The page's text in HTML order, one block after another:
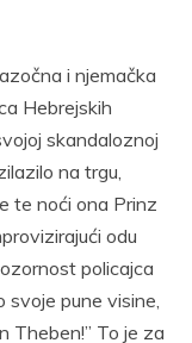
i njemačka
Hebrejskih
skandaloznoj
na trgu,
te noći ona Prinz
odu
policajca
svoje pune visine,
Theben!” To je za